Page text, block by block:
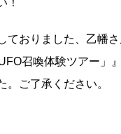
ておりました、乙幡
召喚体験ツアー」
。ご了承ください。